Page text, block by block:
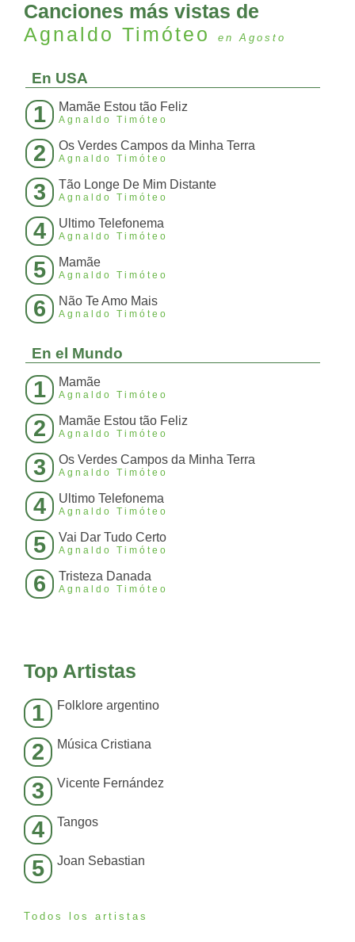
Canciones más vistas de
Agnaldo Timóteo
en Agosto
En USA
1 Mamãe Estou tão Feliz
Agnaldo Timóteo
2 Os Verdes Campos da Minha Terra
Agnaldo Timóteo
3 Tão Longe De Mim Distante
Agnaldo Timóteo
4 Ultimo Telefonema
Agnaldo Timóteo
5 Mamãe
Agnaldo Timóteo
6 Não Te Amo Mais
Agnaldo Timóteo
En el Mundo
1 Mamãe
Agnaldo Timóteo
2 Mamãe Estou tão Feliz
Agnaldo Timóteo
3 Os Verdes Campos da Minha Terra
Agnaldo Timóteo
4 Ultimo Telefonema
Agnaldo Timóteo
5 Vai Dar Tudo Certo
Agnaldo Timóteo
6 Tristeza Danada
Agnaldo Timóteo
Top Artistas
1 Folklore argentino
2 Música Cristiana
3 Vicente Fernández
4 Tangos
5 Joan Sebastian
Todos los artistas